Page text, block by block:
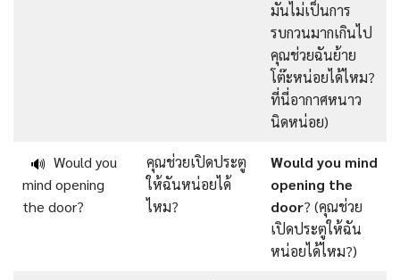
มันไม่เป็นการ
รบกวนมากเกินไป
คุณช่วยฉันย้าย
โต๊ะหน่อยได้ไหม?
ที่นี่อากาศหนาว
นิดหน่อย)
🔊 Would you
mind opening
the door?
คุณช่วยเปิดประตู
ให้ฉันหน่อยได้
ไหม?
Would you mind
opening the
door? (คุณช่วย
เปิดประตูให้ฉัน
หน่อยได้ไหม?)